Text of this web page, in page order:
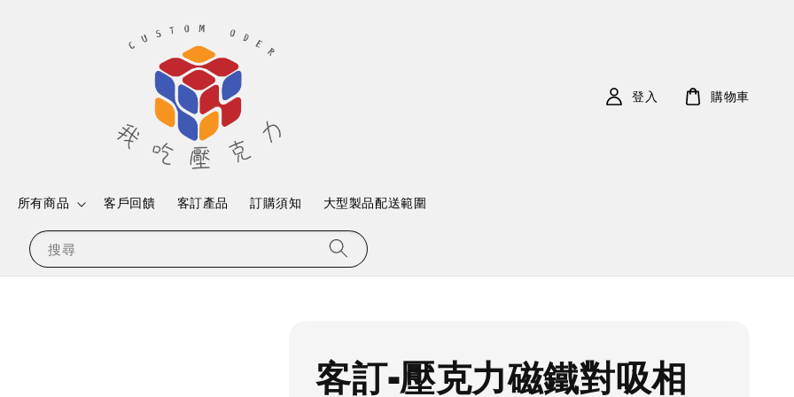
搜尋
所有商品 客戶回饋 客訂產品 訂購須知 大型製品配送範圍
登入 購物車
客訂-壓克力磁鐵對吸相